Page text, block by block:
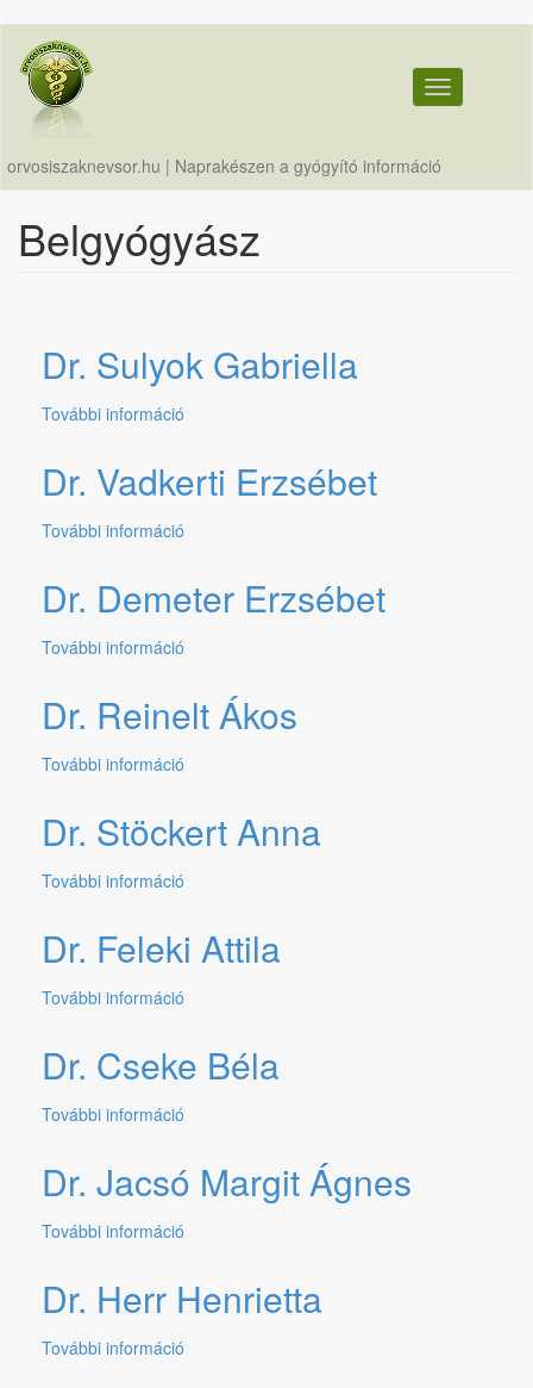
tartalomra
orvosiszaknevsor.hu | Naprakészen a gyógyító információ
Toggle
Belgyógyász
Dr. Sulyok Gabriella
További információ
tartalommal
Dr. Vadkerti Erzsébet
További információ
tartalommal
Dr. Demeter Erzsébet
További információ
Erzsébet
tartalommal
Dr. Reinelt Ákos
További információ
tartalommal
Dr. Stöckert Anna
További információ
tartalommal
Dr. Feleki Attila
További információ
tartalommal
Dr. Cseke Béla
További információ
tartalommal
kapcsolatosan
Dr. Jacsó Margit Ágnes
További információ
Ágnes
Dr. Herr Henrietta
További információ